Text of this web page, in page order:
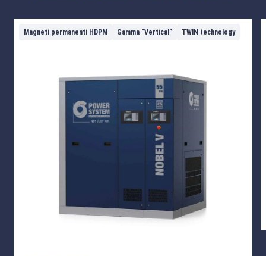
Magneti permanenti HDPM Gamma “Vertical” TWIN technology